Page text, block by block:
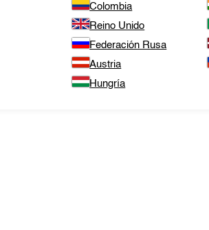
Colombia
Reino Unido
Federación Rusa
Austria
Hungría